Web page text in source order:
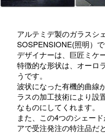
アルテミデ製のガラスシ
SOSPENSIONE(照明）で
デザイナーは、巨匠ミケ
特徴的な形状は、オーロ
うです。
波状になった有機的曲線
ラスの加工技術により設
なものにしてくれます。
また、この4つのシェー
アで受注発注の特注品だ